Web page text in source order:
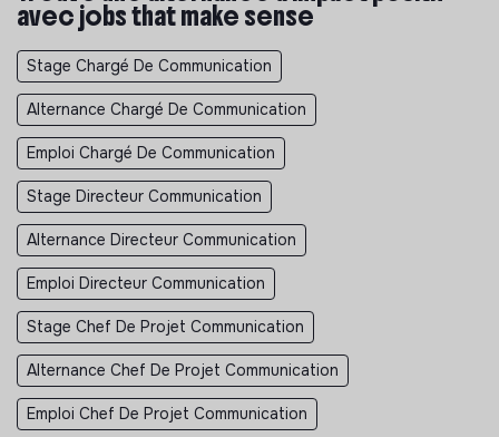
avec jobs that make sense
Stage Chargé De Communication
Alternance Chargé De Communication
Emploi Chargé De Communication
Stage Directeur Communication
Alternance Directeur Communication
Emploi Directeur Communication
Stage Chef De Projet Communication
Alternance Chef De Projet Communication
Emploi Chef De Projet Communication